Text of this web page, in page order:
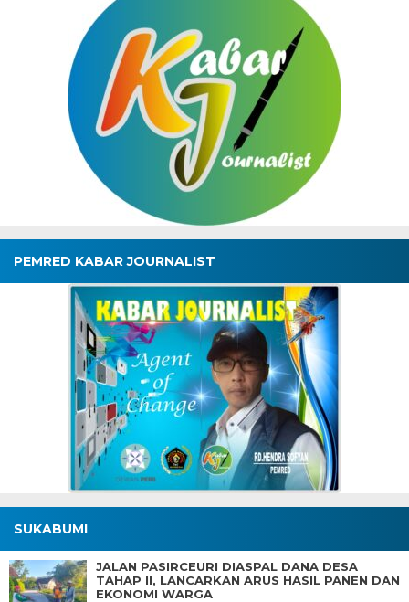
PEMRED KABAR JOURNALIST
SUKABUMI
JALAN PASIRCEURI DIASPAL DANA DESA
TAHAP II, LANCARKAN ARUS HASIL PANEN DAN
EKONOMI WARGA